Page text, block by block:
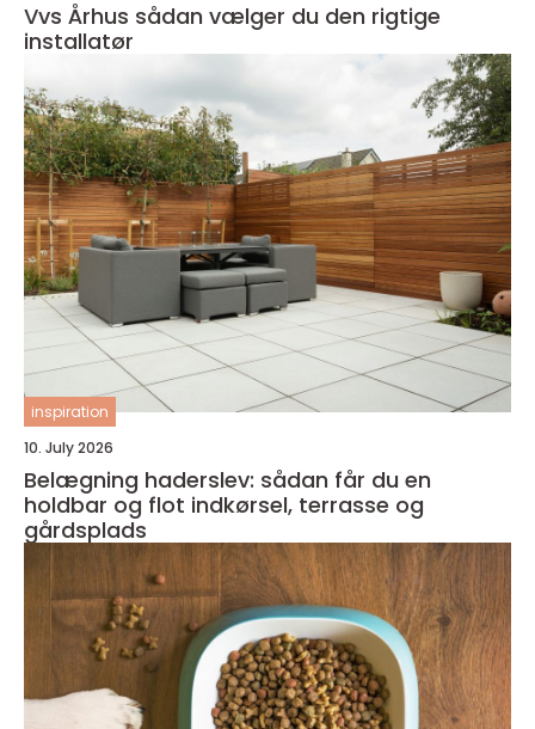
Vvs Århus sådan vælger du den rigtige
installatør
inspiration
10. July 2026
Belægning haderslev: sådan får du en
holdbar og flot indkørsel, terrasse og
gårdsplads